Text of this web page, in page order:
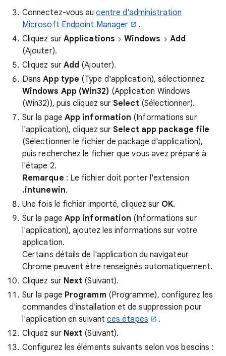
Connectez-vous aucentre d'administration
Microsoft Endpoint Manager
.
Cliquez sur Applications Windows
Add
(Ajouter).
Cliquez sur Add (Ajouter).
DansApp type (Type d'application), sélectionnez
Windows App (Win32) (Application Windows
(Win32)), puis cliquez surSelect (Sélectionner).
Sur la page App information (Informations sur
l'application), cliquez surSelect app package file
(Sélectionner le fichier de package d'application),
puis recherchez le fichier que vous avez préparé à
l'étape 2.
Remarque : Le fichier doit porter l'extension
.intunewin.
Une fois le fichier importé, cliquez sur OK.
Sur la page App information (Informations sur
l'application), ajoutez les informations sur votre
application.
Certains détails de l'application du navigateur
Chrome peuvent être renseignés automatiquement.
Cliquez sur Next (Suivant).
Sur la page Programm (Programme), configurez les
commandes d'installation et de suppression pour
l'application en suivantces étapes
.
Cliquez sur Next (Suivant).
Configurez les éléments suivants selon vos besoins :